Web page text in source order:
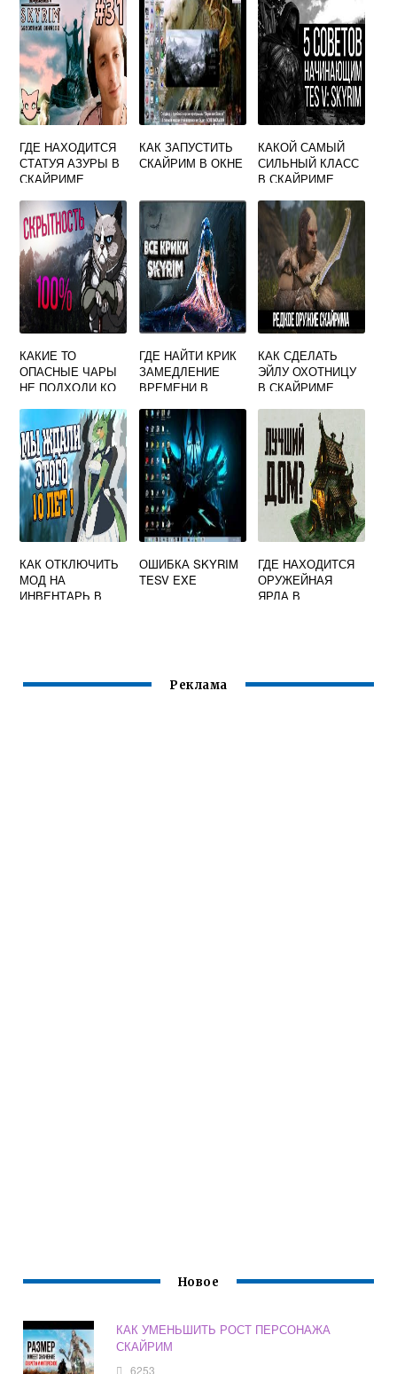
ГДЕ НАХОДИТСЯ
СТАТУЯ АЗУРЫ В
СКАЙРИМЕ
КАК ЗАПУСТИТЬ
СКАЙРИМ В ОКНЕ
КАКОЙ САМЫЙ
СИЛЬНЫЙ КЛАСС
В СКАЙРИМЕ
КАКИЕ ТО
ОПАСНЫЕ ЧАРЫ
НЕ ПОДХОДИ КО
КАК УБРАТЬ
ГДЕ НАЙТИ КРИК
ЗАМЕДЛЕНИЕ
ВРЕМЕНИ В
КАК СДЕЛАТЬ
ЭЙЛУ ОХОТНИЦУ
В СКАЙРИМЕ
КАК ОТКЛЮЧИТЬ
МОД НА
ИНВЕНТАРЬ В
ОШИБКА SKYRIM
TESV EXE
ГДЕ НАХОДИТСЯ
ОРУЖЕЙНАЯ
ЯРЛА В
Реклама
Новое
КАК УМЕНЬШИТЬ РОСТ ПЕРСОНАЖА
СКАЙРИМ
6253